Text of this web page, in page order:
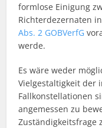
formlose Einigung
Richterdezernaten
Abs. 2 GOBVerfG
werde.
Es wäre weder
Vielgestaltigkeit der
Fallkonstellationen
angemessen zu
Zuständigkeitsfrage